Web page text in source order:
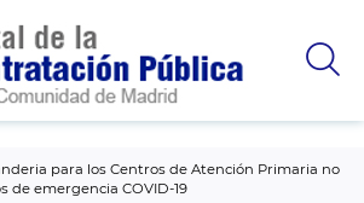
para los Centros de Atención Primaria no
de emergencia COVID-19